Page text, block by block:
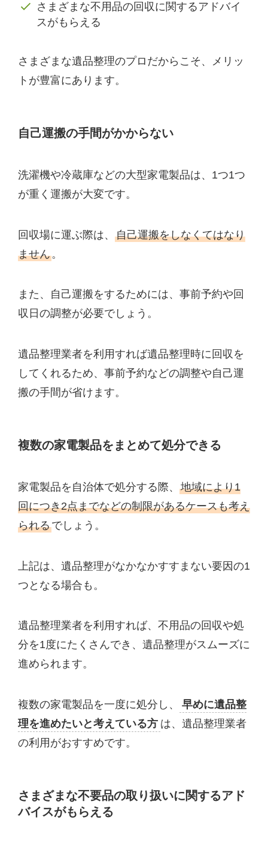
さまざまな不用品の回収に関するアドバイ
スがもらえる
さまざまな遺品整理のプロだからこそ、メリッ
トが豊富にあります。
自己運搬の手間がかからない
洗濯機や冷蔵庫などの大型家電製品は、1つ1つ
が重く運搬が大変です。
回収場に運ぶ際は、 自己運搬をしなくてはなり
ません 。
また、自己運搬をするためには、事前予約や回
収日の調整が必要でしょう。
遺品整理業者を利用すれば遺品整理時に回収を
してくれるため、事前予約などの調整や自己運
搬の手間が省けます。
複数の家電製品をまとめて処分できる
家電製品を自治体で処分する際、 地域により1
回につき2点までなどの制限があるケースも考え
られるでしょう。
上記は、遺品整理がなかなかすすまない要因の1
つとなる場合も。
遺品整理業者を利用すれば、不用品の回収や処
分を1度にたくさんでき、遺品整理がスムーズに
進められます。
複数の家電製品を一度に処分し、
早めに遺品整
理を進めたいと考えている方 は、遺品整理業者
の利用がおすすめです。
さまざまな不要品の取り扱いに関するアド
バイスがもらえる